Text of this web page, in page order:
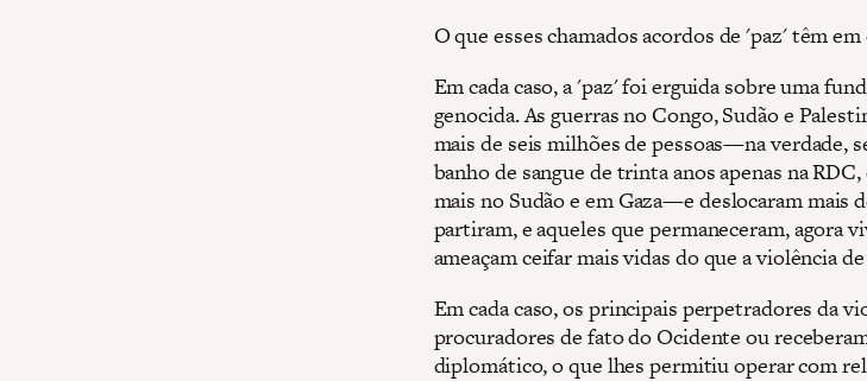
O que esses chamados acordos de 'paz' têm
Em cada caso, a 'paz' foi erguida sobre uma
genocida. As guerras no Congo, Sudão e
mais de seis milhões de pessoas—na verdade,
banho de sangue de trinta anos apenas na
mais no Sudão e em Gaza—e deslocaram mais
partiram, e aqueles que permaneceram, agora
ameaçam ceifar mais vidas do que a violência
Em cada caso, os principais perpetradores da
procuradores de fato do Ocidente ou
diplomático, o que lhes permitiu operar com